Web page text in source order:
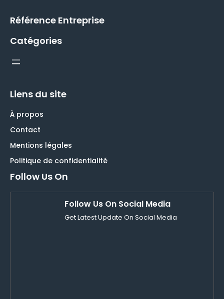
Référence Entreprise
Catégories
Liens du site
À propos
Contact
Mentions légales
Politique de confidentialité
Follow Us On
Follow Us On Social Media
Get Latest Update On Social Media